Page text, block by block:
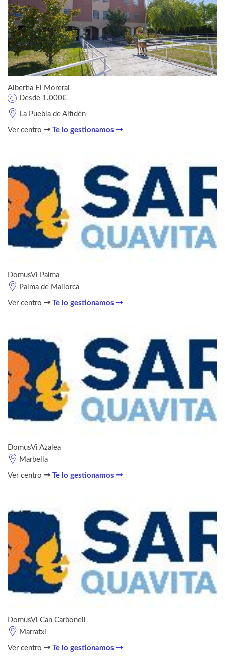
Albertia El Moreral
La Puebla de Alfidén
Desde 1.000€
Ver centro Te lo gestionamos
DomusVi Palma
Palma de Mallorca
Ver centro Te lo gestionamos
DomusVi Azalea
Marbella
Ver centro Te lo gestionamos
DomusVi Can Carbonell
Marratxí
Ver centro Te lo gestionamos